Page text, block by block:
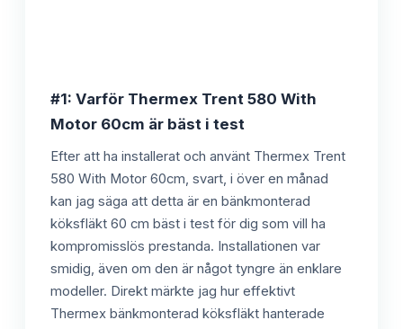
#1: Varför Thermex Trent 580 With
Motor 60cm är bäst i test
Efter att ha installerat och använt Thermex Trent
580 With Motor 60cm, svart, i över en månad
kan jag säga att detta är en bänkmonterad
köksfläkt 60 cm bäst i test för dig som vill ha
kompromisslös prestanda. Installationen var
smidig, även om den är något tyngre än enklare
modeller. Direkt märkte jag hur effektivt
Thermex bänkmonterad köksfläkt hanterade